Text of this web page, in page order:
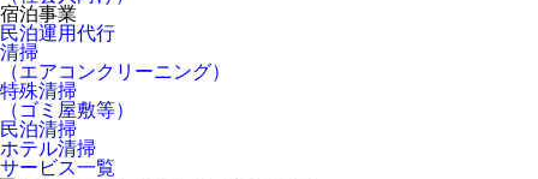
宿泊事業
民泊運用代行
清掃
（エアコンクリーニング）
特殊清掃
（ゴミ屋敷等）
民泊清掃
ホテル清掃
サービス一覧